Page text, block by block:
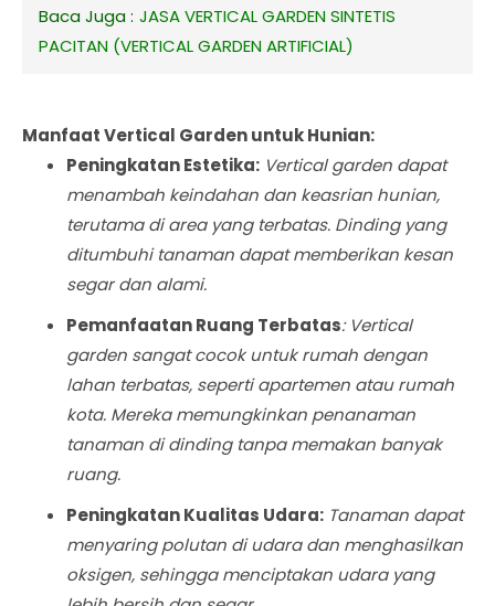
Baca Juga : JASA VERTICAL GARDEN SINTETIS
PACITAN (VERTICAL GARDEN ARTIFICIAL)
Manfaat Vertical Garden untuk Hunian:
Peningkatan Estetika: Vertical garden dapat
menambah keindahan dan keasrian hunian,
terutama di area yang terbatas. Dinding yang
ditumbuhi tanaman dapat memberikan kesan
segar dan alami.
Pemanfaatan Ruang Terbatas: Vertical
garden sangat cocok untuk rumah dengan
lahan terbatas, seperti apartemen atau rumah
kota. Mereka memungkinkan penanaman
tanaman di dinding tanpa memakan banyak
ruang.
Peningkatan Kualitas Udara: Tanaman dapat
menyaring polutan di udara dan menghasilkan
oksigen, sehingga menciptakan udara yang